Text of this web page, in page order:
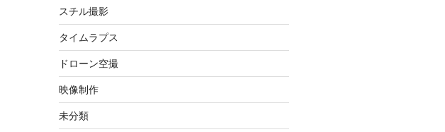
スチル撮影
タイムラプス
ドローン空撮
映像制作
未分類